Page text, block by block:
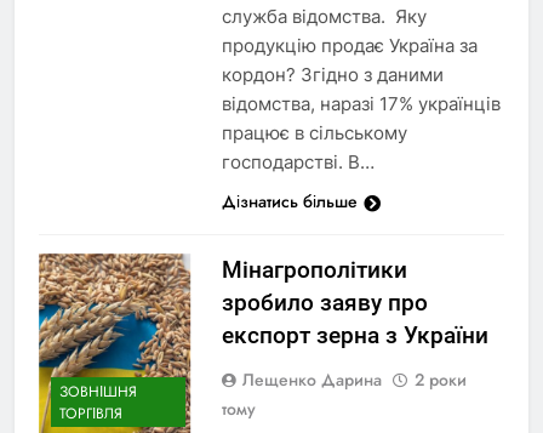
служба відомства. Яку
продукцію продає Україна за
кордон? Згідно з даними
відомства, наразі 17% українців
працює в сільському
господарстві. В…
Дізнатись більше
ЗОВНІШНЯ
ТОРГІВЛЯ
Мінагрополітики
зробило заяву про
експорт зерна з України
Лещенко Дарина
2 роки
тому